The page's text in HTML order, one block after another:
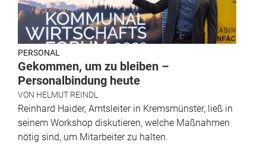
PERSONAL
Gekommen, um zu bleiben –
Personalbindung heute
VON HELMUT REINDL
Reinhard Haider, Amtsleiter in Kremsmünster, ließ in
seinem Workshop diskutieren, welche Maßnahmen
nötig sind, um Mitarbeiter zu halten.